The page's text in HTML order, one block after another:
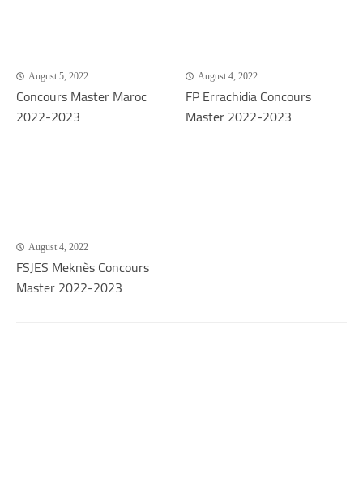
August 5, 2022
Concours Master Maroc
2022-2023
August 4, 2022
FP Errachidia Concours
Master 2022-2023
August 4, 2022
FSJES Meknès Concours
Master 2022-2023